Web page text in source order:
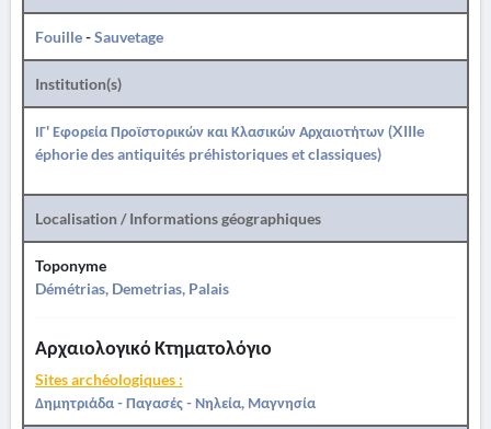
Fouille-Sauvetage
Institution(s)
ΙΓ' Εφορεία Προϊστορικών και Κλασικών Αρχαιοτήτων (XIIIe
éphorie des antiquités préhistoriques et classiques)
Localisation / Informations géographiques
Toponyme
Démétrias, Demetrias, Palais
Αρχαιολογικό Κτηματολόγιο
Sites archéologiques :
Δημητριάδα - Παγασές - Νηλεία, Μαγνησία